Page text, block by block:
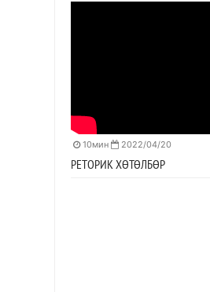
10мин 2022/04/20
РЕТОРИК ХӨТӨЛБӨР